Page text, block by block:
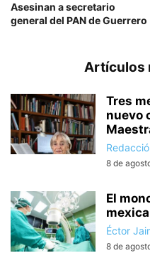
Asesinan a secretario
general del PAN de Guerrero
Artículos
Tres
nuevo
8 de
El
Éctor
8 de